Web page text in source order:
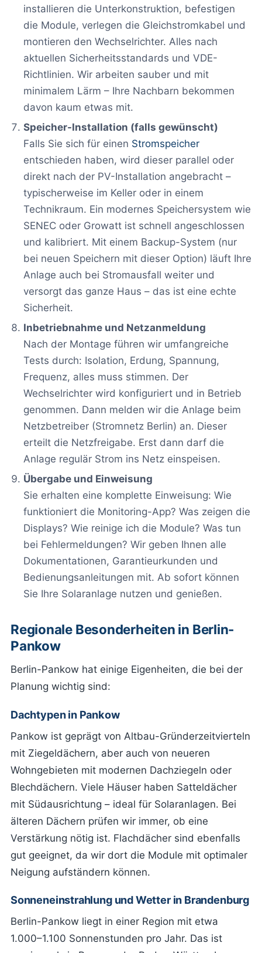
installieren die Unterkonstruktion, befestigen
die Module, verlegen die Gleichstromkabel und
montieren den Wechselrichter. Alles nach
aktuellen Sicherheitsstandards und VDE-
Richtlinien. Wir arbeiten sauber und mit
minimalem Lärm – Ihre Nachbarn bekommen
davon kaum etwas mit.
Speicher-Installation (falls gewünscht)
Falls Sie sich für einen Stromspeicher
entschieden haben, wird dieser parallel oder
direkt nach der PV-Installation angebracht –
typischerweise im Keller oder in einem
Technikraum. Ein modernes Speichersystem wie
SENEC oder Growatt ist schnell angeschlossen
und kalibriert. Mit einem Backup-System (nur
bei neuen Speichern mit dieser Option) läuft Ihre
Anlage auch bei Stromausfall weiter und
versorgt das ganze Haus – das ist eine echte
Sicherheit.
Inbetriebnahme und Netzanmeldung
Nach der Montage führen wir umfangreiche
Tests durch: Isolation, Erdung, Spannung,
Frequenz, alles muss stimmen. Der
Wechselrichter wird konfiguriert und in Betrieb
genommen. Dann melden wir die Anlage beim
Netzbetreiber (Stromnetz Berlin) an. Dieser
erteilt die Netzfreigabe. Erst dann darf die
Anlage regulär Strom ins Netz einspeisen.
Übergabe und Einweisung
Sie erhalten eine komplette Einweisung: Wie
funktioniert die Monitoring-App? Was zeigen die
Displays? Wie reinige ich die Module? Was tun
bei Fehlermeldungen? Wir geben Ihnen alle
Dokumentationen, Garantieurkunden und
Bedienungsanleitungen mit. Ab sofort können
Sie Ihre Solaranlage nutzen und genießen.
Regionale Besonderheiten in Berlin-
Pankow
Berlin-Pankow hat einige Eigenheiten, die bei der
Planung wichtig sind:
Dachtypen in Pankow
Pankow ist geprägt von Altbau-Gründerzeitvierteln
mit Ziegeldächern, aber auch von neueren
Wohngebieten mit modernen Dachziegeln oder
Blechdächern. Viele Häuser haben Satteldächer
mit Südausrichtung – ideal für Solaranlagen. Bei
älteren Dächern prüfen wir immer, ob eine
Verstärkung nötig ist. Flachdächer sind ebenfalls
gut geeignet, da wir dort die Module mit optimaler
Neigung aufständern können.
Sonneneinstrahlung und Wetter in Brandenburg
Berlin-Pankow liegt in einer Region mit etwa
1.000–1.100 Sonnenstunden pro Jahr. Das ist